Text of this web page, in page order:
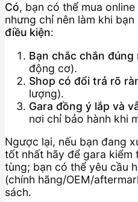
Có, bạn có thể mua
nhưng chỉ nên làm khi
điều kiện:
Bạn chắc chắn đúng
động cơ).
Shop có đổi trả rõ
lượng).
Gara đồng ý lắp và
nơi chỉ bảo hành khi
Ngược lại, nếu bạn đang
tốt nhất hãy để gara kiểm
tùng; bạn có thể yêu cầu
(chính hãng/OEM/
sách.